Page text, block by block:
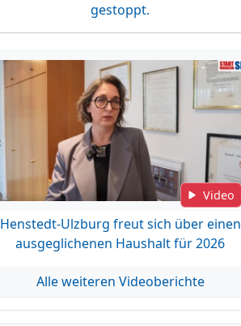
gestoppt.
Video
Henstedt-Ulzburg freut sich über einen
ausgeglichenen Haushalt für 2026
Alle weiteren Videoberichte